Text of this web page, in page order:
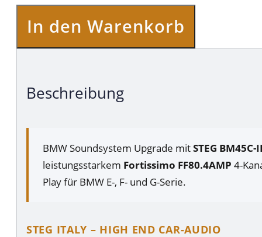
In den Warenkorb
Beschreibung
BMW Soundsystem Upgrade mitSTEG BM45C-
leistungsstarkem Fortissimo FF80.4AMP 4-
Play für BMW E-, F- und G-Serie.
STEG ITALY – HIGH END CAR-AUDIO